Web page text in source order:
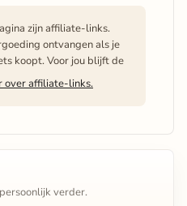
zijn affiliate-links.
ontvangen als je
koopt. Voor jou blijft de
over affiliate-links.
verder.